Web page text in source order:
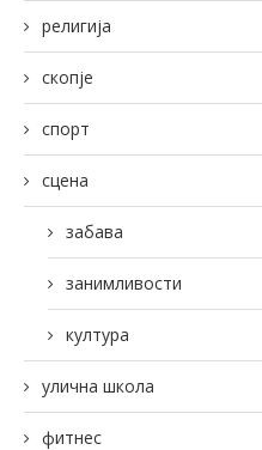
религија
скопје
спорт
сцена
забава
занимливости
култура
улична школа
фитнес